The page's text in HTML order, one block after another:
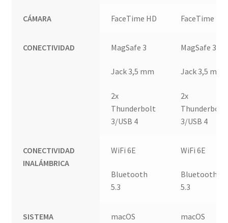
CÁMARA FaceTime HD FaceTime HD
CONECTIVIDAD MagSafe 3
Jack 3,5 mm
2x
Thunderbolt
3/USB 4
MagSafe 3
Jack 3,5 mm
2x
Thunderbolt
3/USB 4
CONECTIVIDAD
INALÁMBRICA
WiFi 6E
Bluetooth
5.3
WiFi 6E
Bluetooth
5.3
SISTEMA
macOS
macOS